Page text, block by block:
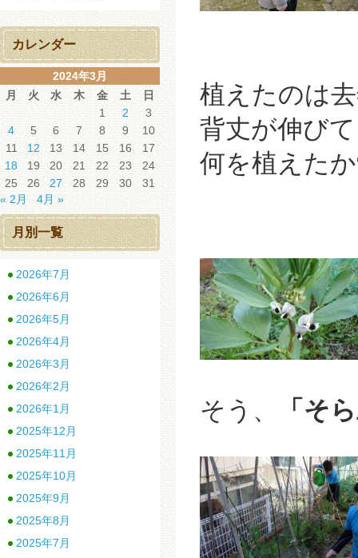
植えたのは
背丈が伸び
何を植えた
そう、 「そ
カレンダー
2024年3月
月
火 水 木 金 土
日
1
2
3
4
5 6 7 8 9
10
11
12 13 14 15 16
17
18
19 20 21 22 23
24
25
26 27 28 29 30
31
« 2月
4月 »
月別一覧
2026年7月
2026年6月
2026年5月
2026年4月
2026年3月
2026年2月
2026年1月
2025年12月
2025年11月
2025年10月
2025年9月
2025年8月
2025年7月